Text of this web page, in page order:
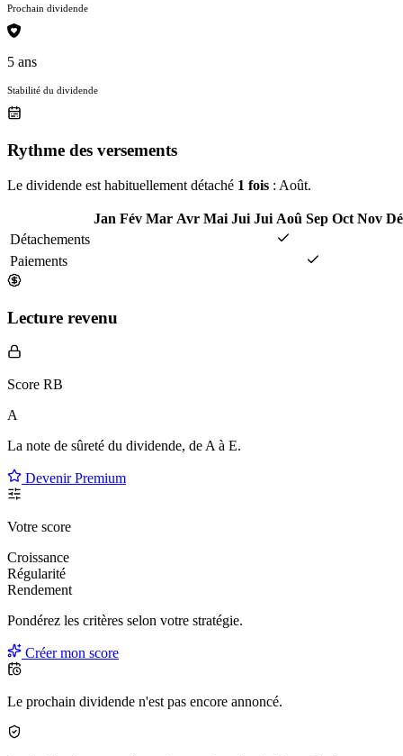
Prochain dividende
5 ans
Stabilité du dividende
Rythme des versements
Le dividende est habituellement détaché 1 fois : Août.
Jan Fév Mar Avr Mai Jui Jui Aoû Sep Oct Nov
Détachements
Paiements
Lecture revenu
Score RB
A
La note de sûreté du dividende, de A à E.
Devenir Premium
Votre score
Croissance
Régularité
Rendement
Pondérez les critères selon votre stratégie.
Créer mon score
Le prochain dividende n'est pas encore annoncé.